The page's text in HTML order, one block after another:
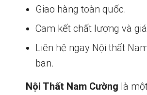
Giao hàng toàn quốc.
Cam kết chất lượng và
Liên hệ ngay Nội thất
bạn.
Nội Thất Nam Cường là